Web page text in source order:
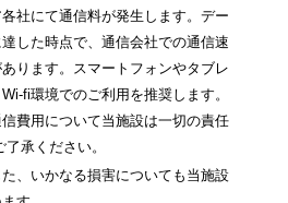
社にて通信料が発生します。デー
した時点で、通信会社での通信速
ります。スマートフォンやタブレ
fi環境でのご利用を推奨します。
費用について当施設は一切の責任
承ください。
、いかなる損害についても当施設